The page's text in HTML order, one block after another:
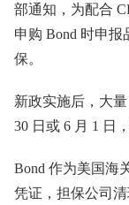
部通知，为配合
申购 Bond 时申
保。
新政实施后，大
30 日或 6 月 1 日
Bond 作为美国海
凭证，担保公司